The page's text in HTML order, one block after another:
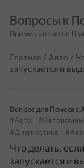
Вопросы к
Примеры ответов
Главная / Авто /
запускается и
Вопрос для Поиска с
#Авто
#Диагностика
Что делать,
запускается и